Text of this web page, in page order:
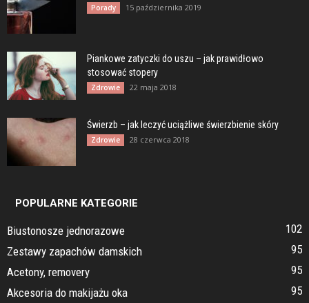
Porady 15 października 2019
Piankowe zatyczki do uszu – jak prawidłowo
stosować stopery
Zdrowie 22 maja 2018
Świerzb – jak leczyć uciążliwe świerzbienie skóry
Zdrowie 28 czerwca 2018
POPULARNE KATEGORIE
Biustonosze jednorazowe
102
Zestawy zapachów damskich
95
Acetony, removery
95
Akcesoria do makijażu oka
95